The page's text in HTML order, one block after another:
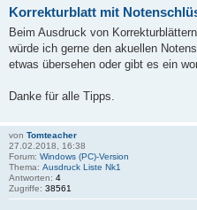
Korrekturblatt mit
Beim Ausdruck von
würde ich gerne den akuellen
etwas übersehen oder gibt es ein
Danke für alle Tipps.
von Tomteacher
27.02.2018, 16:38
Forum: Windows (PC)-Version
Thema: Ausdruck Liste Nk1
Antworten: 4
Zugriffe: 38561